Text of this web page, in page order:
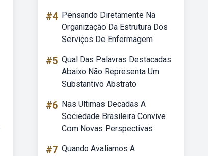
#4 Pensando Diretamente Na
Organização Da Estrutura Dos
Serviços De Enfermagem
#5 Qual Das Palavras Destacadas
Abaixo Não Representa Um
Substantivo Abstrato
#6 Nas Ultimas Decadas A
Sociedade Brasileira Convive
Com Novas Perspectivas
#7 Quando Avaliamos A